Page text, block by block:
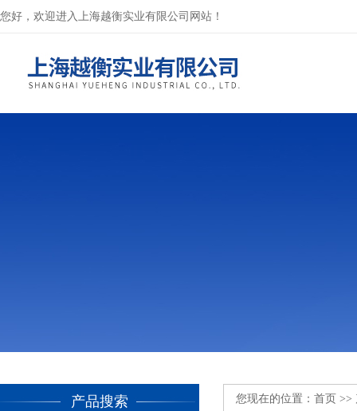
您好，欢迎进入上海越衡实业有限公司网站！
产品搜索 您现在的位置： 首页 >>